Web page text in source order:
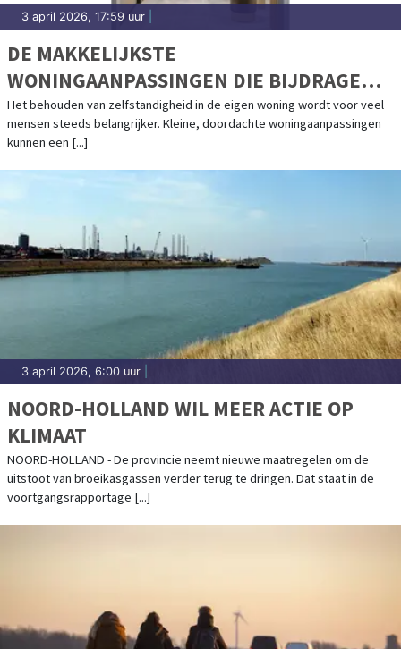
3 april 2026, 17:59 uur
DE MAKKELIJKSTE
WONINGAANPASSINGEN DIE BIJDRAGEN
AAN ZELFSTANDIGHEID
Het behouden van zelfstandigheid in de eigen woning wordt voor veel
mensen steeds belangrijker. Kleine, doordachte woningaanpassingen
kunnen een [...]
3 april 2026, 6:00 uur
NOORD-HOLLAND WIL MEER ACTIE OP
KLIMAAT
NOORD-HOLLAND - De provincie neemt nieuwe maatregelen om de
uitstoot van broeikasgassen verder terug te dringen. Dat staat in de
voortgangsrapportage [...]